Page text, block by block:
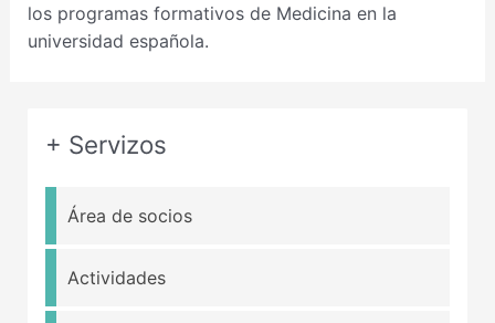
los programas formativos de Medicina en la
universidad española.
+ Servizos
Área de socios
Actividades